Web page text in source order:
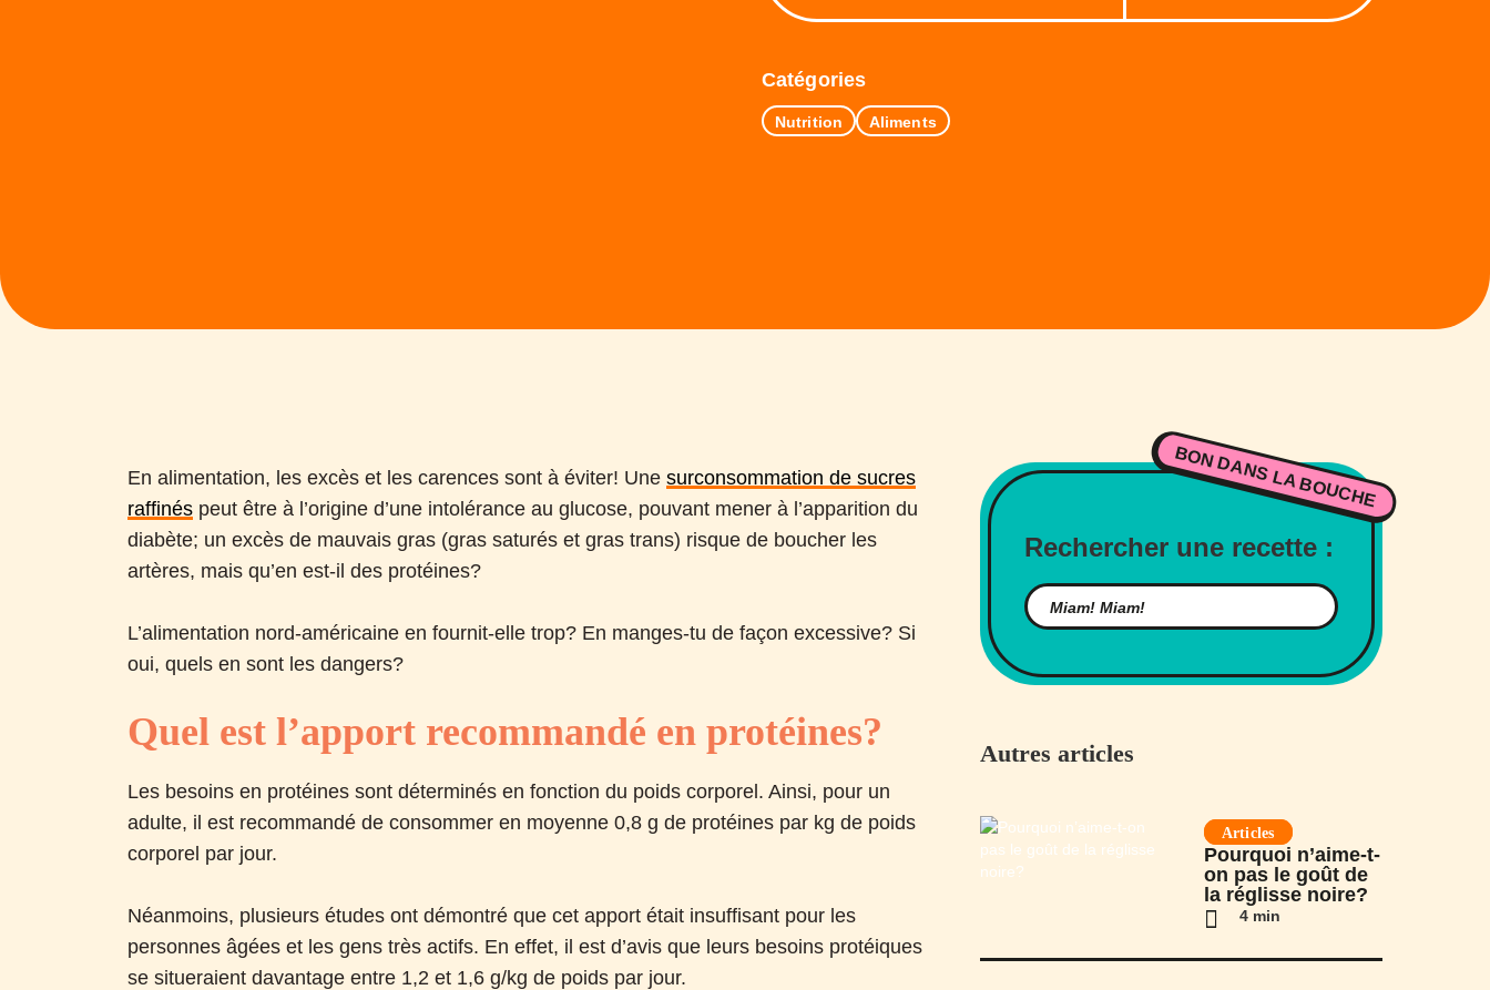
Catégories
Nutrition Aliments
En alimentation, les excès et les carences sont à éviter! Unesurconsommation de sucres
raffinés peut être à l’origine d’une intolérance au glucose, pouvant mener à l’apparition du
diabète; un excès de mauvais gras (gras saturés et gras trans) risque de boucher les
artères, mais qu’en est-il des protéines?
L’alimentation nord-américaine en fournit-elle trop? En manges-tu de façon excessive? Si
oui, quels en sont les dangers?
Quel est l’apport recommandé en protéines?
Les besoins en protéines sont déterminés en fonction du poids corporel. Ainsi, pour un
adulte, il est recommandé de consommer en moyenne 0,8 g de protéines par kg de poids
corporel par jour.
Néanmoins, plusieurs études ont démontré que cet apport était insuffisant pour les
personnes âgées et les gens très actifs. En effet, il est d’avis que leurs besoins protéiques
se situeraient davantage entre 1,2 et 1,6 g/kg de poids par jour.
BON DANS LA BOUCHE
Rechercher une recette :
Autres articles
Articles
Pourquoi n’aime-t-
on pas le goût de
la réglisse noire?
4 min